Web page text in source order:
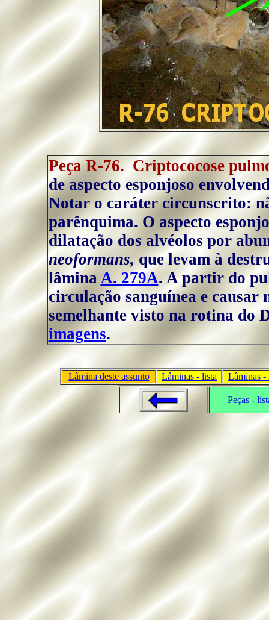
Peça R-76. Criptococose
de aspecto esponjoso
Notar o caráter circunscrito:
parênquima. O aspecto
dilatação dos alvéolos por
neoformans,que levam à
lâmina A. 279A. A partir do
circulação sanguínea e causar
semelhante visto na rotina do
imagens.
Lâmina deste assunto Lâminas - lista Lâminas -
Peças -